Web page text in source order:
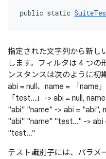
public static
指定された文字列から新し
します。フィルタは 4 つの
ンスタンスは次のように初
abi = null、name = 「name
「test...」-> abi = null,
"abi" "name" -> abi = "abi",
"abi" "name" "test..." -> abi
"test..."
テスト識別子には、パラメ